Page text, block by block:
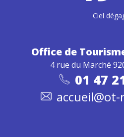
Ciel
Office de
4 rue du Marché
01 47